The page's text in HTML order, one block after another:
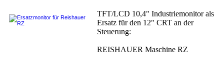
TFT/LCD 10,4" Industriemonitor als
Ersatz für den 12" CRT an der
Steuerung:
REISHAUER Maschine RZ